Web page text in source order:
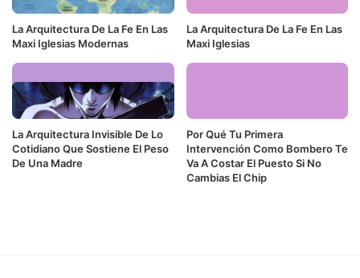
La Arquitectura De La Fe En Las
Maxi Iglesias Modernas
La Arquitectura De La Fe En Las
Maxi Iglesias
La Arquitectura Invisible De Lo
Cotidiano Que Sostiene El Peso
De Una Madre
Por Qué Tu Primera
Intervención Como Bombero Te
Va A Costar El Puesto Si No
Cambias El Chip